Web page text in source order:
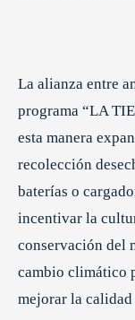
La alianza entre
programa “LA
esta manera
recolección
baterías o
incentivar la
conservación del
cambio climático
mejorar la